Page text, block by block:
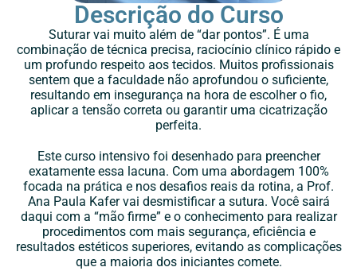
Suturar vai muito além de “dar pontos”. É uma
combinação de técnica precisa, raciocínio clínico rápido e
um profundo respeito aos tecidos. Muitos profissionais
sentem que a faculdade não aprofundou o suficiente,
resultando em insegurança na hora de escolher o fio,
aplicar a tensão correta ou garantir uma cicatrização
perfeita.
Este curso intensivo foi desenhado para preencher
exatamente essa lacuna. Com uma abordagem 100%
focada na prática e nos desafios reais da rotina, a Prof.
Ana Paula Kafer vai desmistificar a sutura. Você sairá
daqui com a “mão firme” e o conhecimento para realizar
procedimentos com mais segurança, eficiência e
resultados estéticos superiores, evitando as complicações
que a maioria dos iniciantes comete.
Descrição do Curso